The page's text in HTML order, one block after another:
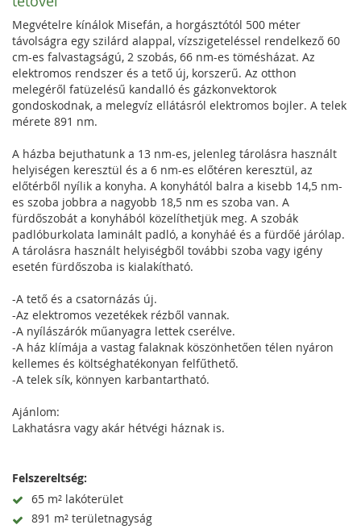
Megvételre kínálok Misefán, a horgásztótól 500 méter
távolságra egy szilárd alappal, vízszigeteléssel rendelkező 60
cm-es falvastagságú, 2 szobás, 66 nm-es tömésházat. Az
elektromos rendszer és a tető új, korszerű. Az otthon
melegéről fatüzelésű kandalló és gázkonvektorok
gondoskodnak, a melegvíz ellátásról elektromos bojler. A telek
mérete 891 nm.
A házba bejuthatunk a 13 nm-es, jelenleg tárolásra használt
helyiségen keresztül és a 6 nm-es előtéren keresztül, az
előtérből nyílik a konyha. A konyhától balra a kisebb 14,5 nm-
es szoba jobbra a nagyobb 18,5 nm es szoba van. A
fürdőszobát a konyhából közelíthetjük meg. A szobák
padlóburkolata laminált padló, a konyháé és a fürdőé járólap.
A tárolásra használt helyiségből további szoba vagy igény
esetén fürdőszoba is kialakítható.
-A tető és a csatornázás új.
-Az elektromos vezetékek rézből vannak.
-A nyílászárók műanyagra lettek cserélve.
-A ház klímája a vastag falaknak köszönhetően télen nyáron
kellemes és költséghatékonyan felfűthető.
-A telek sík, könnyen karbantartható.
Ajánlom:
Lakhatásra vagy akár hétvégi háznak is.
Felszereltség:
65 m² lakóterület
891 m² területnagyság